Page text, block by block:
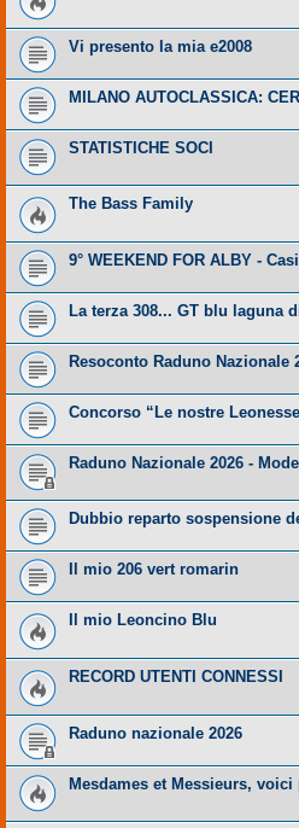
Vi presento la mia e2008
MILANO AUTOCLASSICA:
STATISTICHE SOCI
The Bass Family
9° WEEKEND FOR ALBY -
La terza 308... GT blu laguna
Resoconto Raduno Nazionale
Concorso “Le nostre
Raduno Nazionale 2026 -
Dubbio reparto sospensione
Il mio 206 vert romarin
Il mio Leoncino Blu
RECORD UTENTI CONNESSI
Raduno nazionale 2026
Mesdames et Messieurs,